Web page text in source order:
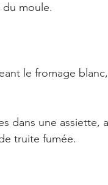
du moule.
le fromage
dans une assiette,
truite fumée.